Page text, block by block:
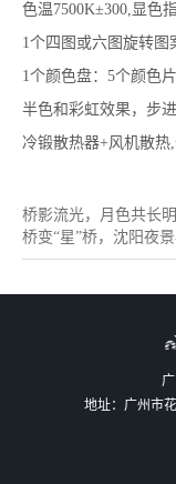
色温7500K±300,显色
1个四图或六图旋转图
1个颜色盘：5个颜色
半色和彩虹效果，步
冷锻散热器+风机散热
桥影流光，月色共长
桥变“星”桥，沈阳夜景
地址：广州市